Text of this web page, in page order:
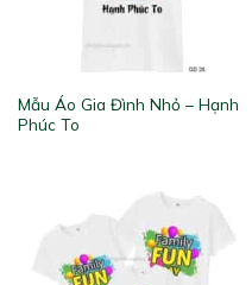
Mẫu Áo Gia Đình Nhỏ – Hạnh
Phúc To